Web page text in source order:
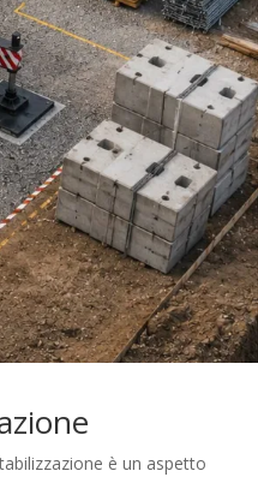
è un aspetto